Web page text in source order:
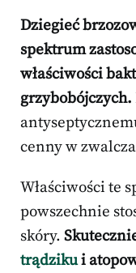
Dziegieć
spektrum
właściwości
grzybobójczych.
cenny w
Właściwości te
powszechnie
skóry.
trądzikui